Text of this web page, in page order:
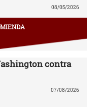
08/05/2026
contra
07/08/2026